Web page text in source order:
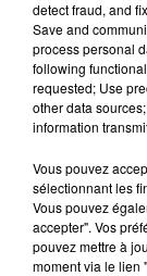
FIL
detect fraud, and
Save and
process personal
following
requested; Use
other data
information
Vous pouvez
sélectionnant les
Vous pouvez
accepter". Vos
pouvez mettre à
moment via le lien